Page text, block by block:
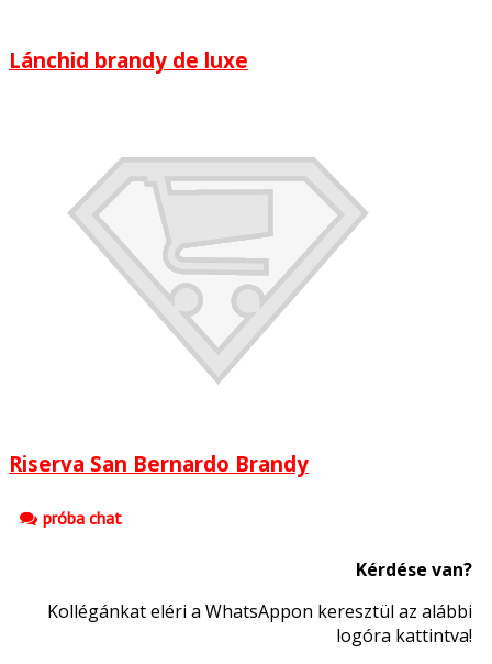
Lánchid brandy de luxe
Riserva San Bernardo Brandy
próba chat
Kérdése van?
Kollégánkat eléri a WhatsAppon keresztül az alábbi
logóra kattintva!